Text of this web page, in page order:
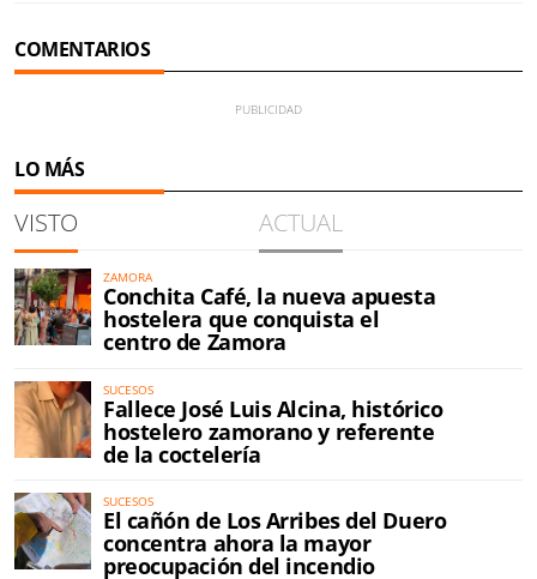
COMENTARIOS
LO MÁS
VISTO ACTUAL
ZAMORA
Conchita Café, la nueva apuesta
hostelera que conquista el
centro de Zamora
SUCESOS
Fallece José Luis Alcina, histórico
hostelero zamorano y referente
de la coctelería
SUCESOS
El cañón de Los Arribes del Duero
concentra ahora la mayor
preocupación del incendio